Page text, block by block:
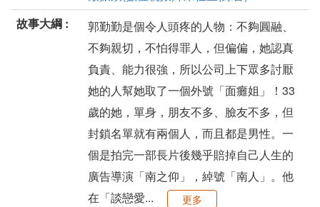
故事大綱 :
郭勤勤是個令人頭疼的人物：不夠圓融、
不夠親切，不怕得罪人，但偏偏，她認真
負責、能力很強，所以公司上下眾多討厭
她的人幫她取了一個外號「面癱姐」！33
歲的她，單身，朋友不多、臉友不多，但
封鎖名單就有兩個人，而且都是男性。一
個是拍完一部長片後幾乎賠掉自己人生的
廣告導演「南之仰」，綽號「南人」。他
在「談戀愛...
更多